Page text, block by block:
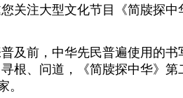
关注大型文化节目《简牍探中
及前，中华先民普遍使用的
根、问道，《简牍探中华》
。